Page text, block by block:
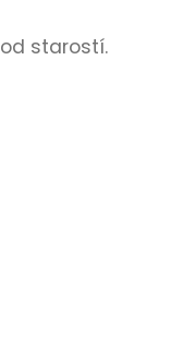
starostí.